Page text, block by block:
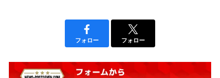
フォロー フォロー